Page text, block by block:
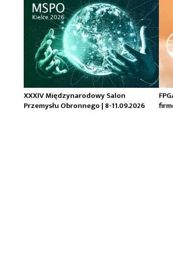
XXXIV Międzynarodowy Salon
Przemysłu Obronnego | 8-11.09.2026